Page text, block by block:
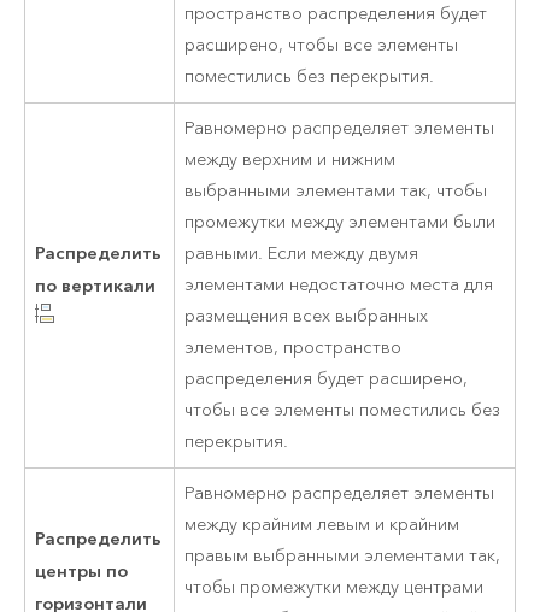
пространство распределения будет
расширено, чтобы все элементы
поместились без перекрытия.
Распределить
по вертикали
Равномерно распределяет элементы
между верхним и нижним
выбранными элементами так, чтобы
промежутки между элементами были
равными. Если между двумя
элементами недостаточно места для
размещения всех выбранных
элементов, пространство
распределения будет расширено,
чтобы все элементы поместились без
перекрытия.
Распределить
центры по
горизонтали
Равномерно распределяет элементы
между крайним левым и крайним
правым выбранными элементами так,
чтобы промежутки между центрами